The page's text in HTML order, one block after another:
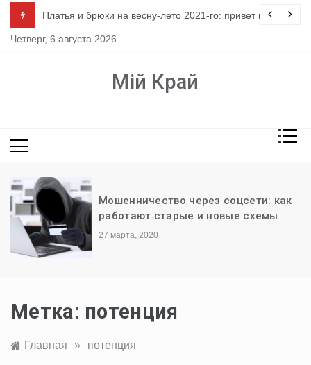
содержимому
Платья и брюки на весну-лето 2021-го: привет из 80-х
Четверг, 6 августа 2026
Мій Край
Мошенничество через соцсети: как
работают старые и новые схемы
27 марта, 2020
Метка: потенция
Главная » потенция